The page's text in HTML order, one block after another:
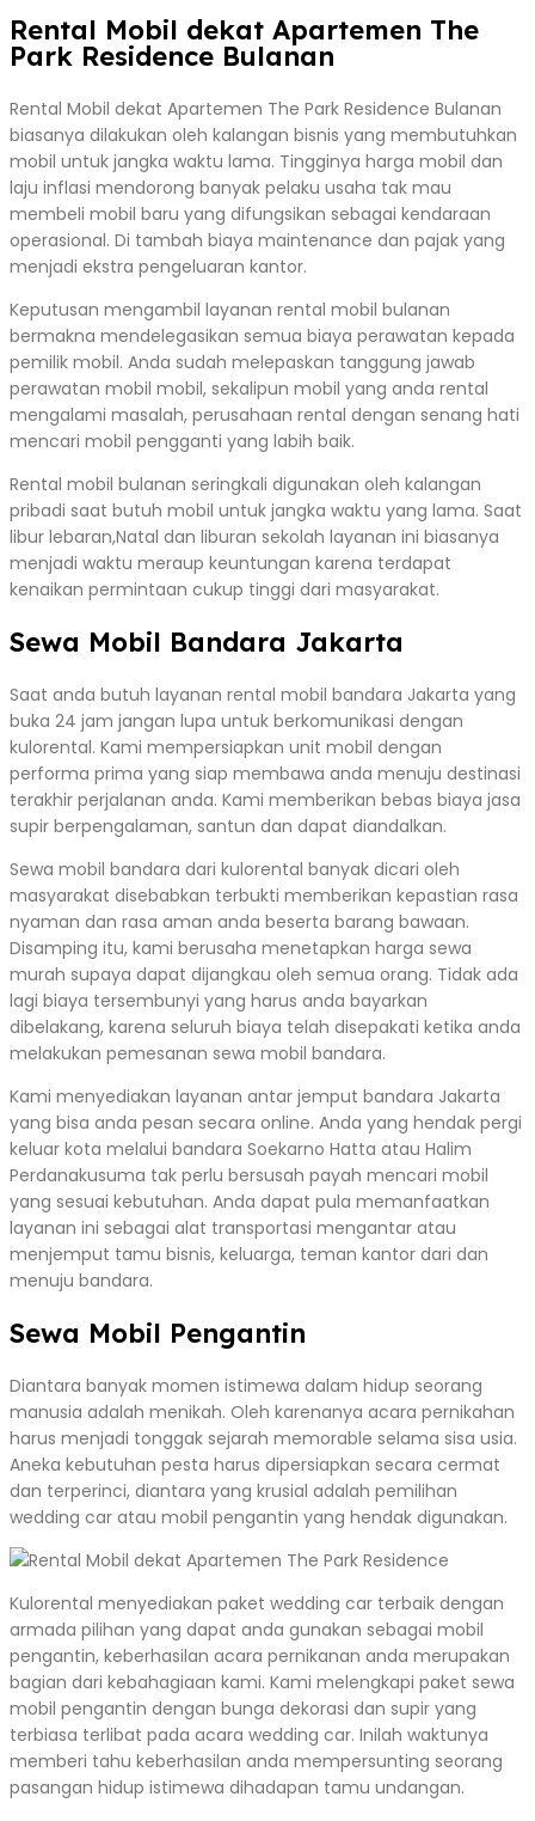
Rental Mobil dekat Apartemen The
Park Residence Bulanan
Rental Mobil dekat Apartemen The Park Residence Bulanan
biasanya dilakukan oleh kalangan bisnis yang membutuhkan
mobil untuk jangka waktu lama. Tingginya harga mobil dan
laju inflasi mendorong banyak pelaku usaha tak mau
membeli mobil baru yang difungsikan sebagai kendaraan
operasional. Di tambah biaya maintenance dan pajak yang
menjadi ekstra pengeluaran kantor.
Keputusan mengambil layanan rental mobil bulanan
bermakna mendelegasikan semua biaya perawatan kepada
pemilik mobil. Anda sudah melepaskan tanggung jawab
perawatan mobil mobil, sekalipun mobil yang anda rental
mengalami masalah, perusahaan rental dengan senang hati
mencari mobil pengganti yang labih baik.
Rental mobil bulanan seringkali digunakan oleh kalangan
pribadi saat butuh mobil untuk jangka waktu yang lama. Saat
libur lebaran,Natal dan liburan sekolah layanan ini biasanya
menjadi waktu meraup keuntungan karena terdapat
kenaikan permintaan cukup tinggi dari masyarakat.
Sewa Mobil Bandara Jakarta
Saat anda butuh layanan rental mobil bandara Jakarta yang
buka 24 jam jangan lupa untuk berkomunikasi dengan
kulorental. Kami mempersiapkan unit mobil dengan
performa prima yang siap membawa anda menuju destinasi
terakhir perjalanan anda. Kami memberikan bebas biaya jasa
supir berpengalaman, santun dan dapat diandalkan.
Sewa mobil bandara dari kulorental banyak dicari oleh
masyarakat disebabkan terbukti memberikan kepastian rasa
nyaman dan rasa aman anda beserta barang bawaan.
Disamping itu, kami berusaha menetapkan harga sewa
murah supaya dapat dijangkau oleh semua orang. Tidak ada
lagi biaya tersembunyi yang harus anda bayarkan
dibelakang, karena seluruh biaya telah disepakati ketika anda
melakukan pemesanan sewa mobil bandara.
Kami menyediakan layanan antar jemput bandara Jakarta
yang bisa anda pesan secara online. Anda yang hendak pergi
keluar kota melalui bandara Soekarno Hatta atau Halim
Perdanakusuma tak perlu bersusah payah mencari mobil
yang sesuai kebutuhan. Anda dapat pula memanfaatkan
layanan ini sebagai alat transportasi mengantar atau
menjemput tamu bisnis, keluarga, teman kantor dari dan
menuju bandara.
Sewa Mobil Pengantin
Diantara banyak momen istimewa dalam hidup seorang
manusia adalah menikah. Oleh karenanya acara pernikahan
harus menjadi tonggak sejarah memorable selama sisa usia.
Aneka kebutuhan pesta harus dipersiapkan secara cermat
dan terperinci, diantara yang krusial adalah pemilihan
wedding car atau mobil pengantin yang hendak digunakan.
Kulorental menyediakan paket wedding car terbaik dengan
armada pilihan yang dapat anda gunakan sebagai mobil
pengantin, keberhasilan acara pernikanan anda merupakan
bagian dari kebahagiaan kami. Kami melengkapi paket sewa
mobil pengantin dengan bunga dekorasi dan supir yang
terbiasa terlibat pada acara wedding car. Inilah waktunya
memberi tahu keberhasilan anda mempersunting seorang
pasangan hidup istimewa dihadapan tamu undangan.